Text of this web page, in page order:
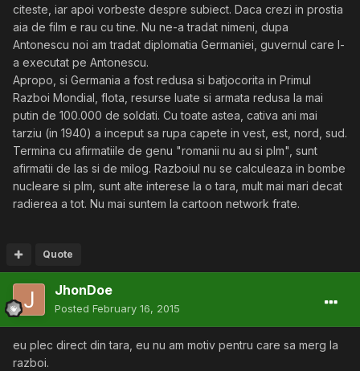
citeste, iar apoi vorbeste despre subiect. Daca crezi in prostia
aia de film e rau cu tine. Nu ne-a tradat nimeni, dupa
Antonescu noi am tradat diplomatia Germaniei, guvernul care l-
a executat pe Antonescu.
Apropo, si Germania a fost redusa si batjocorita in Primul
Razboi Mondial, flota, resurse luate si armata redusa la mai
putin de 100.000 de soldati. Cu toate astea, cativa ani mai
tarziu (in 1940) a inceput sa rupa capete in vest, est, nord, sud.
Termina cu afirmatiile de genu "romanii nu au si plm", sunt
afirmatii de las si de milog. Razboiul nu se calculeaza in bombe
nucleare si plm, sunt alte interese la o tara, mult mai mari decat
radierea a tot. Nu mai suntem la cartoon network frate.
Quote
JhonDoe
Posted February 16, 2015
eu plec direct din tara, eu nu am motiv pentru care sa merg la
razboi.